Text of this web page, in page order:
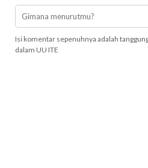
Isi komentar sepenuhnya adalah
dalam UU ITE